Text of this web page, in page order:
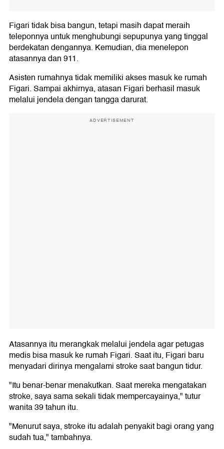
Figari tidak bisa bangun, tetapi masih dapat meraih
teleponnya untuk menghubungi sepupunya yang tinggal
berdekatan dengannya. Kemudian, dia menelepon
atasannya dan 911.
Asisten rumahnya tidak memiliki akses masuk ke rumah
Figari. Sampai akhirnya, atasan Figari berhasil masuk
melalui jendela dengan tangga darurat.
ADVERTISEMENT
Atasannya itu merangkak melalui jendela agar petugas
medis bisa masuk ke rumah Figari. Saat itu, Figari baru
menyadari dirinya mengalami stroke saat bangun tidur.
"Itu benar-benar menakutkan. Saat mereka mengatakan
stroke, saya sama sekali tidak mempercayainya," tutur
wanita 39 tahun itu.
"Menurut saya, stroke itu adalah penyakit bagi orang yang
sudah tua," tambahnya.